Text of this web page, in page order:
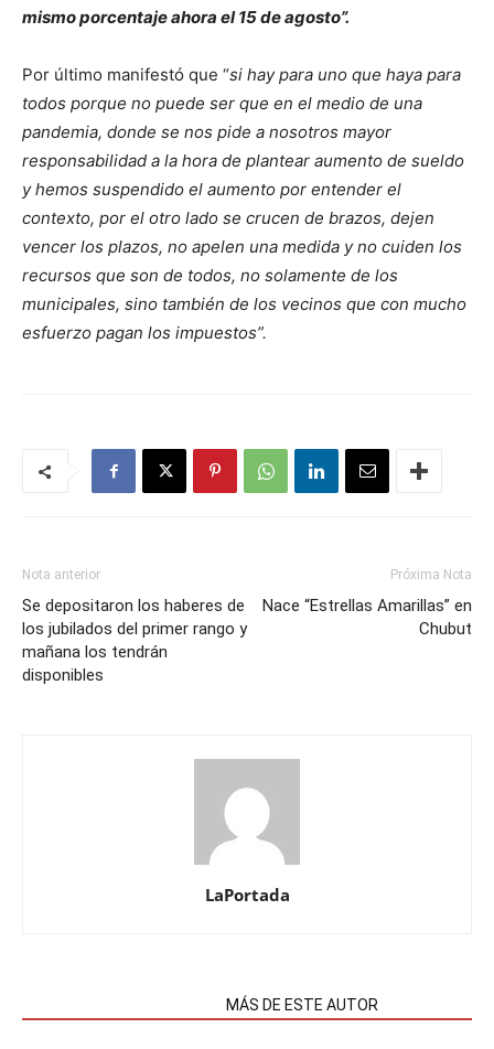
mismo porcentaje ahora el 15 de agosto”.
Por último manifestó que “si hay para uno que haya para
todos porque no puede ser que en el medio de una
pandemia, donde se nos pide a nosotros mayor
responsabilidad a la hora de plantear aumento de sueldo
y hemos suspendido el aumento por entender el
contexto, por el otro lado se crucen de brazos, dejen
vencer los plazos, no apelen una medida y no cuiden los
recursos que son de todos, no solamente de los
municipales, sino también de los vecinos que con mucho
esfuerzo pagan los impuestos”.
Nota anterior
Se depositaron los haberes de
los jubilados del primer rango y
mañana los tendrán
disponibles
Próxima Nota
Nace “Estrellas Amarillas” en
Chubut
LaPortada
MÁS DE ESTE AUTOR